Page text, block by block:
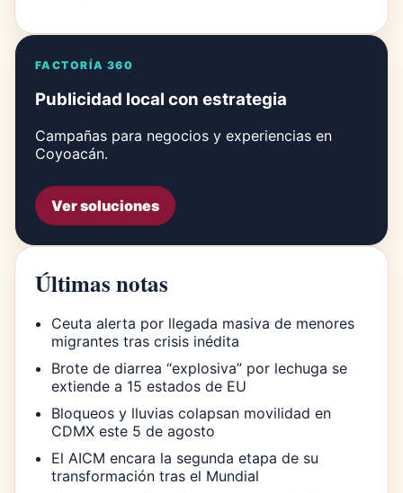
FACTORÍA 360
Publicidad local con estrategia
Campañas para negocios y experiencias en
Coyoacán.
Ver soluciones
Últimas notas
Ceuta alerta por llegada masiva de menores
migrantes tras crisis inédita
Brote de diarrea “explosiva” por lechuga se
extiende a 15 estados de EU
Bloqueos y lluvias colapsan movilidad en
CDMX este 5 de agosto
El AICM encara la segunda etapa de su
transformación tras el Mundial